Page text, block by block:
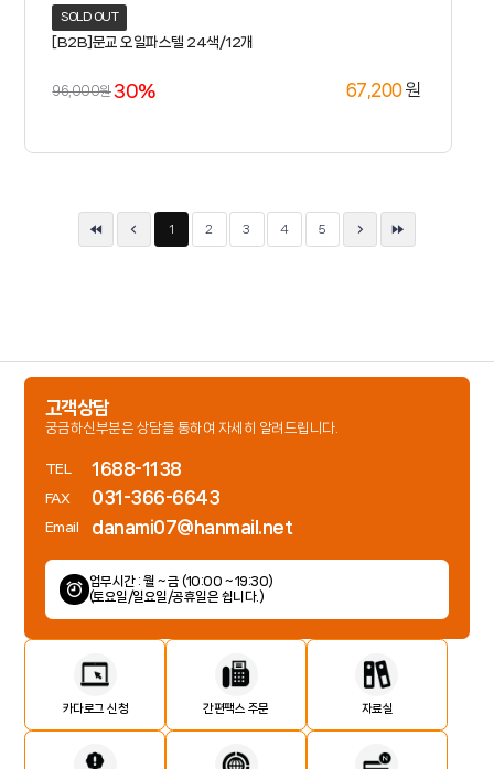
SOLD OUT
[B2B]문교 오일파스텔 24색/12개
96,000원30% 67,200 원
1 2 3 4 5
고객상담
궁금하신부분은 상담을 통하여 자세히 알려드립니다.
TEL 1688-1138
FAX 031-366-6643
Email danami07@hanmail.net
업무시간 : 월 ~ 금 (10:00 ~ 19:30)
(토요일/일요일/공휴일은 쉽니다.)
카다로그 신청 간편팩스 주문 자료실